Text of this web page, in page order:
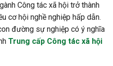
Công tác xã hội trở thành
cơ hội nghề nghiệp hấp dẫn.
đường sự nghiệp có ý nghĩa
Trung cấp Công tác xã hội